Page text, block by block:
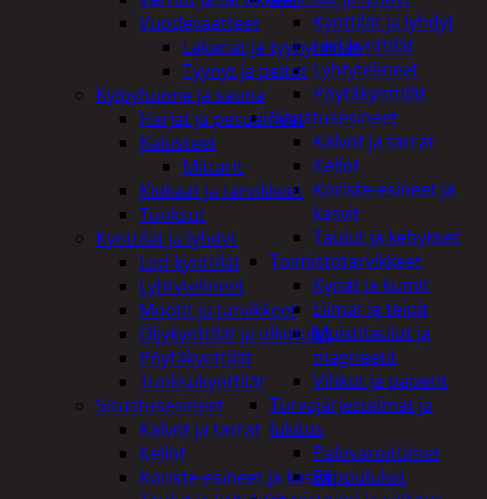
Kynttilät ja lyhdyt
Led-kynttilät
Lyhtytelineet
Pöytäkynttilät
Sisustusesineet
Kalvot ja tarrat
Kellot
Koriste-esineet ja
kasvit
Taulut ja kehykset
Toimistotarvikkeet
Kynät ja kumit
Liimat ja teipit
Muistitaulut ja
magneetit
Vihkot ja paperit
Turvajärjestelmät ja
lukitus
Palovaroittimet
Riippulukot
Vuodevaatteet
Lakanat ja tyynynlinat
Tyynyt ja peitot
Kylpyhuone ja sauna
Harjat ja pesuaineet
Kalusteet
Mittarit
Kiukaat ja tarvikkeet
Tuoksut
Kynttilät ja lyhdyt
Led-kynttilät
Lyhtytelineet
Muotit ja tarvikkeet
Öljykynttilät ja ulkotulet
Pöytäkynttilät
Tuoksukynttilät
Sisustusesineet
Kalvot ja tarrat
Kellot
Koriste-esineet ja kasvit